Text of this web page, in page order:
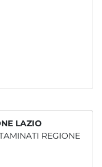
LAZIO
REGIONE